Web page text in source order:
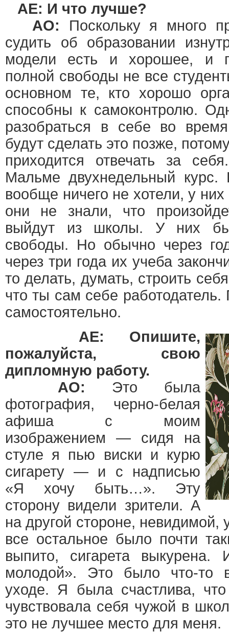
AE: И что лучше?
АО: Поскольку я много
судить об образовании
модели есть и хорошее, и
полной свободы не все
основном те, кто хорошо
способны к самоконтролю.
разобраться в себе во
будут сделать это позже,
приходится отвечать за
Мальме двухнедельный курс.
вообще ничего не хотели, у
они не знали, что
выйдут из школы. У них
свободы. Но обычно через
через три года их учеба
то делать, думать, строить
что ты сам себе работодатель.
самостоятельно.
AE: Опишите,
пожалуйста, свою
дипломную работу.
АО:
Это была
фотография, черно-белая
афиша с моим
изображением — сидя на
стуле я пью виски и курю
сигарету — и с надписью
«Я хочу быть…». Эту
сторону видели зрители. А
на другой стороне,
все остальное было почти
выпито, сигарета
молодой». Это было что-то
уходе. Я была счастлива,
чувствовала себя чужой в
это не лучшее место для меня.